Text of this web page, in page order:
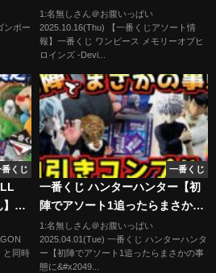
ラ
ンボー
ロインズ -Devil’s night- 一番
賞 ONEPIECE
1:名無しさん＠お腹いっぱい
2025.10.16(Thu) 【一番くじアソート情
報】一番くじ ワンピース メモリーオブヒ
ロインズ -Devi...
番くじ
】と
と同時
一番くじ
一番くじ ハンターハンター【初
陣でアソート1追ったらまさかの
事態に⁉︎ 自引きでフルコンプせ
よ！】ピトー狩り#1
HUNTER×HUNTER CHMERA
1:名無しさん＠お腹いっぱい
2025.04.01(Tue) 一番くじ ハンターハンタ
ー【初陣でアソート1追ったらまさかの事
態に&#x2049...